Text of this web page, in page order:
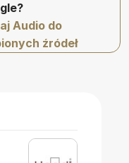
Audio do
źródeł